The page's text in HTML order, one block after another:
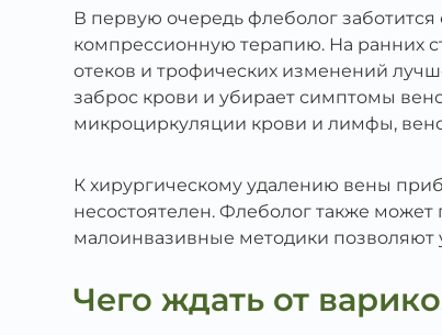
В первую очередь флеболог
компрессионную терапию. На ранних
отеков и трофических изменений
заброс крови и убирает симптомы
микроциркуляции крови и лимфы,
К хирургическому удалению вены
несостоятелен. Флеболог также
малоинвазивные методики позволяют
Чего ждать от